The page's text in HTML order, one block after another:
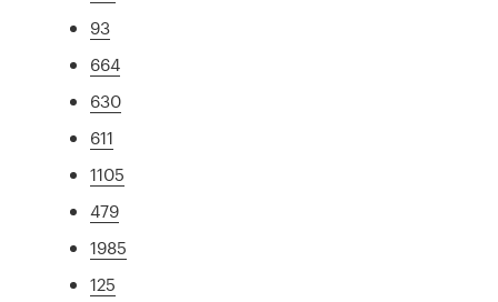
93
664
630
611
1105
479
1985
125